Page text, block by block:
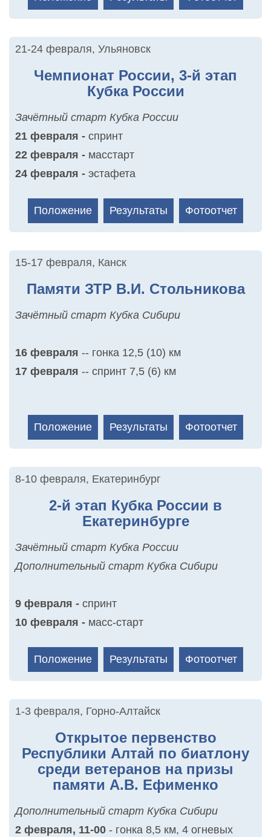
21-24 февраля, Ульяновск
Чемпионат России, 3-й этап
Кубка России
Зачётный старт Кубка России
21 февраля - спринт
22 февраля - масстарт
24 февраля - эстафета
Положение Результаты Фотоотчет
15-17 февраля, Канск
Памяти ЗТР В.И. Стольникова
Зачётный старт Кубка Сибири
16 февраля -- гонка 12,5 (10) км
17 февраля -- спринт 7,5 (6) км
Положение Результаты Фотоотчет
8-10 февраля, Екатеринбург
2-й этап Кубка России в
Екатеринбурге
Зачётный старт Кубка России
Дополнительный старт Кубка Сибири
9 февраля - спринт
10 февраля - масс-старт
Положение Результаты Фотоотчет
1-3 февраля, Горно-Алтайск
Открытое первенство
Республики Алтай по биатлону
среди ветеранов на призы
памяти А.В. Ефименко
Дополнительный старт Кубка Сибири
2 февраля, 11-00 - гонка 8,5 км, 4 огневых